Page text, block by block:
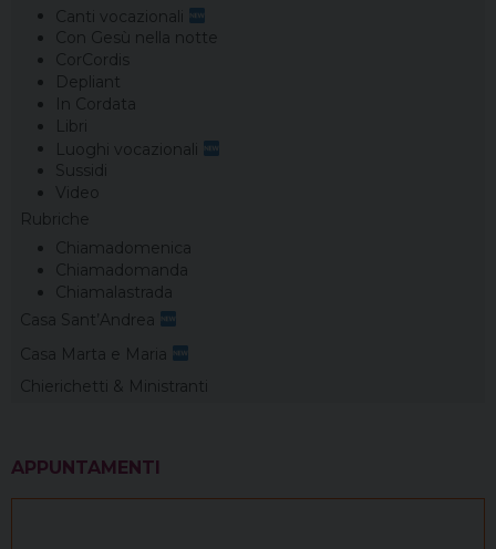
Canti vocazionali
Con Gesù nella notte
CorCordis
Depliant
In Cordata
Libri
Luoghi vocazionali
Sussidi
Video
Rubriche
Chiamadomenica
Chiamadomanda
Chiamalastrada
Casa Sant’Andrea
Casa Marta e Maria
Chierichetti & Ministranti
APPUNTAMENTI